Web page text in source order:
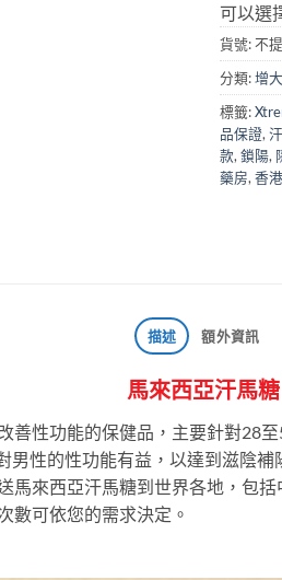
可以選
貨號:不
分類:增
標籤:
品保證,
款, 鎖陽,
藥房, 香
描述 額外資訊
馬來西亞汗馬糖
善性功能的保健品，主要針對28
男性的性功能有益，以達到滋陰
馬來西亞汗馬糖到世界各地，包
數可依您的需求決定。